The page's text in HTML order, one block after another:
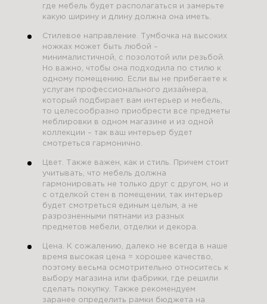
где мебель будет располагаться и замерьте
какую ширину и длину должна она иметь.
Стилевое направление. Тумбочка на высоких
ножках может быть любой –
минималистичной, с позолотой или резьбой.
Но важно, чтобы она подходила по стилю к
одному помещению. Если вы не прибегаете к
услугам профессионального дизайнера,
который подбирает вам интерьер и мебель,
то целесообразно приобрести все предметы
меблировки в одном магазине и из одной
коллекции – так ваш интерьер будет
смотреться гармонично.
Цвет. Также важен, как и стиль. Причем стоит
учитывать, что мебель должна
гармонировать не только друг с другом, но и
с отделкой стен в помещении, так интерьер
будет смотреться единым целым, а не
разрозненными пятнами из разных
предметов мебели, отделки и декора.
Цена. К сожалению, далеко не всегда в наше
время высокая цена = хорошее качество,
поэтому весьма осмотрительно относитесь к
выбору магазина или фабрики, где решили
сделать покупку. Также рекомендуем
заранее определить рамки бюджета на